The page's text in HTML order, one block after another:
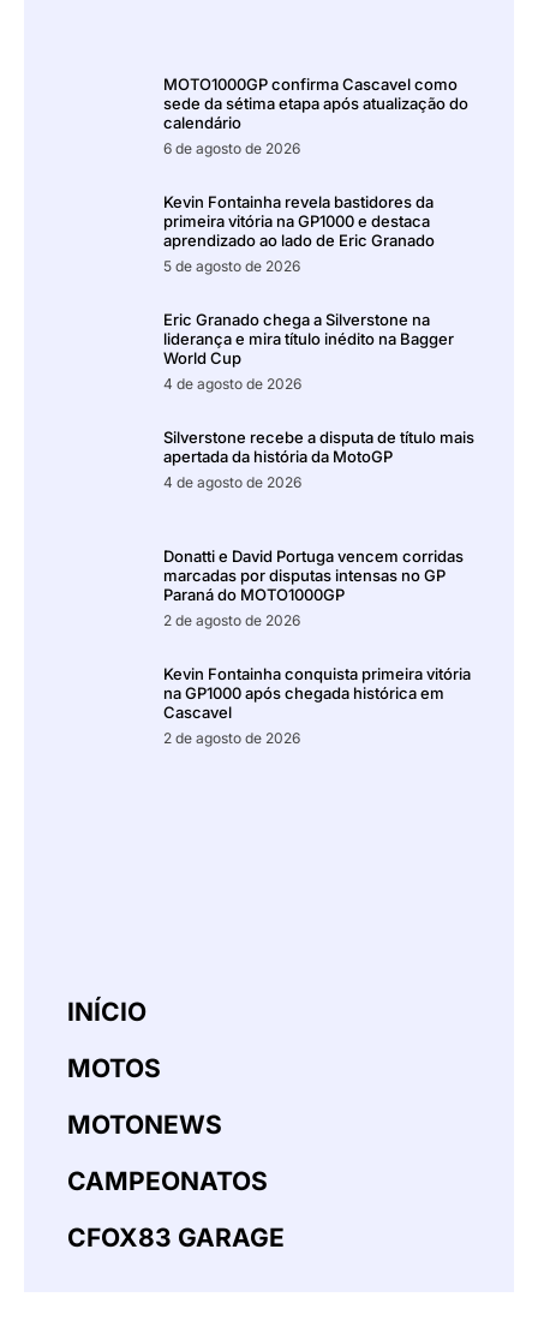
MOTO1000GP confirma Cascavel como
sede da sétima etapa após atualização do
calendário
6 de agosto de 2026
Kevin Fontainha revela bastidores da
primeira vitória na GP1000 e destaca
aprendizado ao lado de Eric Granado
5 de agosto de 2026
Eric Granado chega a Silverstone na
liderança e mira título inédito na Bagger
World Cup
4 de agosto de 2026
Silverstone recebe a disputa de título mais
apertada da história da MotoGP
4 de agosto de 2026
Donatti e David Portuga vencem corridas
marcadas por disputas intensas no GP
Paraná do MOTO1000GP
2 de agosto de 2026
Kevin Fontainha conquista primeira vitória
na GP1000 após chegada histórica em
Cascavel
2 de agosto de 2026
INÍCIO
MOTOS
MOTONEWS
CAMPEONATOS
CFOX83 GARAGE